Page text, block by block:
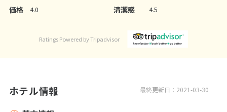
価格 4.0 清潔感 4.5
Ratings Powered by Tripadvisor
最終更新日：2021-03-30
ホテル情報